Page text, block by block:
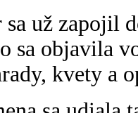
už zapojil
sa objavila
kvety a